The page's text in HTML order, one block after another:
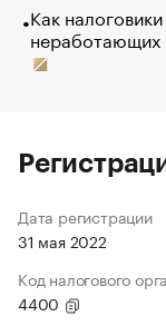
Как
неработающих
Дата регистрации
31 мая 2022
Код налогового
4400